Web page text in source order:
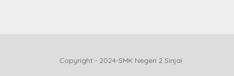
Copyright - 2024-SMK Negeri 2 Sinjai